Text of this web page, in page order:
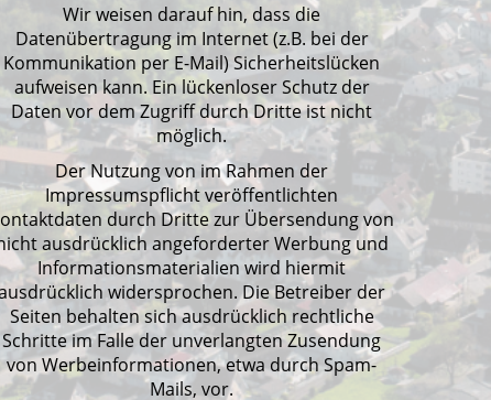
Wir weisen darauf hin, dass die
Datenübertragung im Internet (z.B. bei der
Kommunikation per E-Mail) Sicherheitslücken
aufweisen kann. Ein lückenloser Schutz der
Daten vor dem Zugriff durch Dritte ist nicht
möglich.
Der Nutzung von im Rahmen der
Impressumspflicht veröffentlichten
durch Dritte zur Übersendung von
ausdrücklich angeforderter Werbung und
Informationsmaterialien wird hiermit
widersprochen. Die Betreiber der
Seiten behalten sich ausdrücklich rechtliche
Schritte im Falle der unverlangten Zusendung
von Werbeinformationen, etwa durch Spam-
Mails, vor.